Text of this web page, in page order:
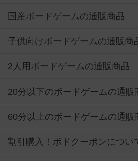
国産ボードゲームの通販商品
子供向けボードゲームの通販商
2人用ボードゲームの通販商品
20分以下のボードゲームの通販
60分以上のボードゲームの通販
割引購入！ボドクーポンについ